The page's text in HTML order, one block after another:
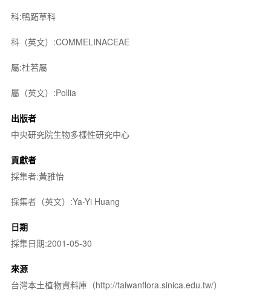
科:鴨跖草科
科（英文）:COMMELINACEAE
屬:杜若屬
屬（英文）:Pollia
出版者
中央研究院生物多樣性研究中心
貢獻者
採集者:黃雅怡
採集者（英文）:Ya-Yi Huang
日期
採集日期:2001-05-30
來源
台灣本土植物資料庫（http://taiwanflora.sinica.edu.tw/）